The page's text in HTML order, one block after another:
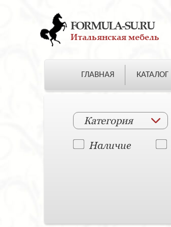
FORMULA-SU.RU
Итальянская мебель
ГЛАВНАЯ КАТАЛОГ
Категория
Наличие